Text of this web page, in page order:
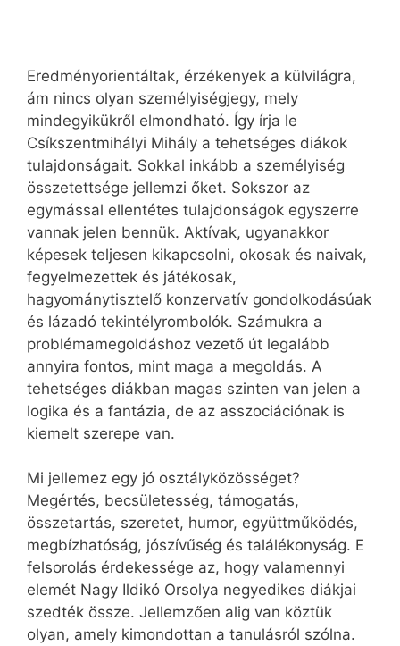
Eredményorientáltak, érzékenyek a külvilágra,
ám nincs olyan személyiségjegy, mely
mindegyikükről elmondható. Így írja le
Csíkszentmihályi Mihály a tehetséges diákok
tulajdonságait. Sokkal inkább a személyiség
összetettsége jellemzi őket. Sokszor az
egymással ellentétes tulajdonságok egyszerre
vannak jelen bennük. Aktívak, ugyanakkor
képesek teljesen kikapcsolni, okosak és naivak,
fegyelmezettek és játékosak,
hagyománytisztelő konzervatív gondolkodásúak
és lázadó tekintélyrombolók. Számukra a
problémamegoldáshoz vezető út legalább
annyira fontos, mint maga a megoldás. A
tehetséges diákban magas szinten van jelen a
logika és a fantázia, de az asszociációnak is
kiemelt szerepe van.
Mi jellemez egy jó osztályközösséget?
Megértés, becsületesség, támogatás,
összetartás, szeretet, humor, együttműködés,
megbízhatóság, jószívűség és találékonyság. E
felsorolás érdekessége az, hogy valamennyi
elemét Nagy Ildikó Orsolya negyedikes diákjai
szedték össze. Jellemzően alig van köztük
olyan, amely kimondottan a tanulásról szólna.